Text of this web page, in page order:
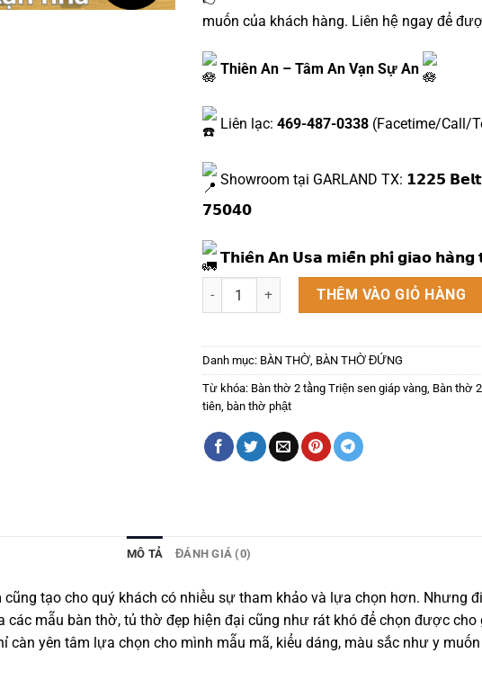
muốn của khách hàng. Liên hệ ngay để
Thiên An – Tâm An Vạn Sự An
Liên lạc: 469-487-0338 (Facetime/Call/
Showroom tại GARLAND TX: 𝟭𝟮𝟮𝟱
𝟳𝟱𝟬𝟰𝟬
𝗧𝗵𝗶𝗲̂𝗻 𝗔𝗻 𝗨𝘀𝗮 𝗺𝗶𝗲̂̃𝗻 𝗽𝗵𝗶́ 𝗴𝗶𝗮𝗼
Bàn thờ 2 tầng Triện sen giáp vàng + Tủ Cơm số
THÊM VÀO GIỎ HÀNG
Danh mục: BÀN THỜ BÀN THỜ ĐỨNG
Từ khóa: Bàn thờ 2 tầng Triện sen giáp vàng Bàn thờ
tiên bàn thờ phật
MÔ TẢ ĐÁNH GIÁ (0)
tạo cho quý khách có nhiều sự tham khảo và lựa chọn hơn. Nhưng
mẫu bàn thờ, tủ thờ đẹp hiện đại cũng như rát khó để chọn được
yên tâm lựa chọn cho mình mẫu mã, kiểu dáng, màu sắc như y